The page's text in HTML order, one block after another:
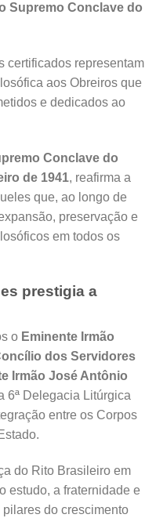
Supremo Conclave do
certificados representam
aos Obreiros que
e dedicados ao
Conclave do
de 1941, reafirma a
que, ao longo de
preservação e
em todos os
prestigia a
o Eminente Irmão
dos Servidores
Irmão José Antônio
6ª Delegacia Litúrgica
entre os Corpos
do Rito Brasileiro em
estudo, a fraternidade e
do crescimento